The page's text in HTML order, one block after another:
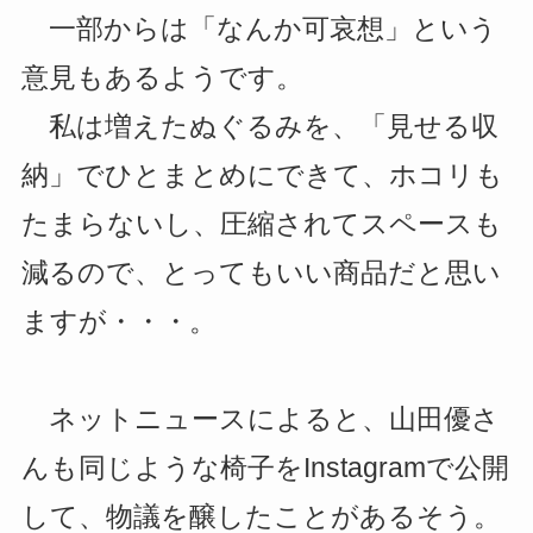
一部からは「なんか可哀想」という
意見もあるようです。
私は増えたぬぐるみを、「見せる収
納」でひとまとめにできて、ホコリも
たまらないし、圧縮されてスペースも
減るので、とってもいい商品だと思い
ますが・・・。
ネットニュースによると、山田優さ
んも同じような椅子をInstagramで公開
して、物議を醸したことがあるそう。